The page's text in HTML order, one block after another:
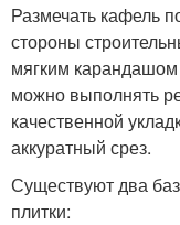
Размечать кафель
стороны
мягким
можно выполнять
качественной
аккуратный срез.
Существуют два
плитки: